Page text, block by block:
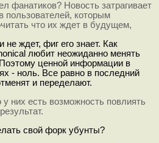
фанатиков? Новость затрагивает
пользователей, которым
что их ждет в будущем,
не ждет, фиг его знает. Как
любит неожиданно менять
ценной информации в
- ноль. Все равно в последний
и переделают.
у них есть возможность повлиять
свой форк убунты?